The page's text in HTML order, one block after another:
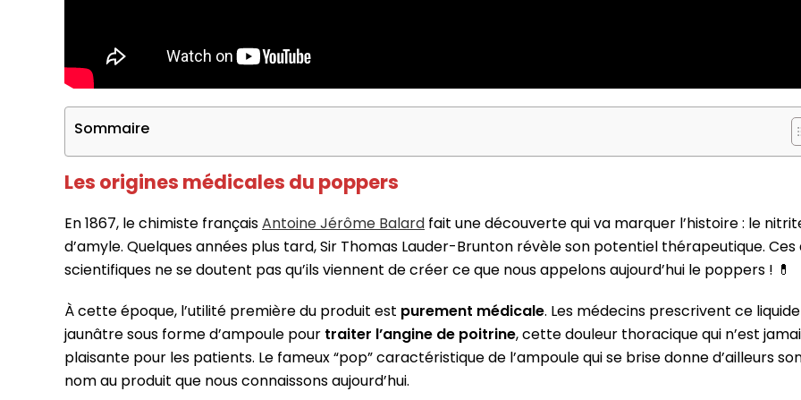
Sommaire
Les origines médicales du poppers
En 1867, le chimiste françaisAntoine Jérôme Balard fait une découverte qui va marquer l’histoire : le
d’amyle. Quelques années plus tard, Sir Thomas Lauder-Brunton révèle son potentiel thérapeutique. Ces
scientifiques ne se doutent pas qu’ils viennent de créer ce que nous appelons aujourd’hui le poppers ! 💊
À cette époque, l’utilité première du produit est purement médicale. Les médecins prescrivent ce liquide
jaunâtre sous forme d’ampoule pour traiter l’angine de poitrine, cette douleur thoracique qui n’est
plaisante pour les patients. Le fameux “pop” caractéristique de l’ampoule qui se brise donne d’ailleurs
nom au produit que nous connaissons aujourd’hui.